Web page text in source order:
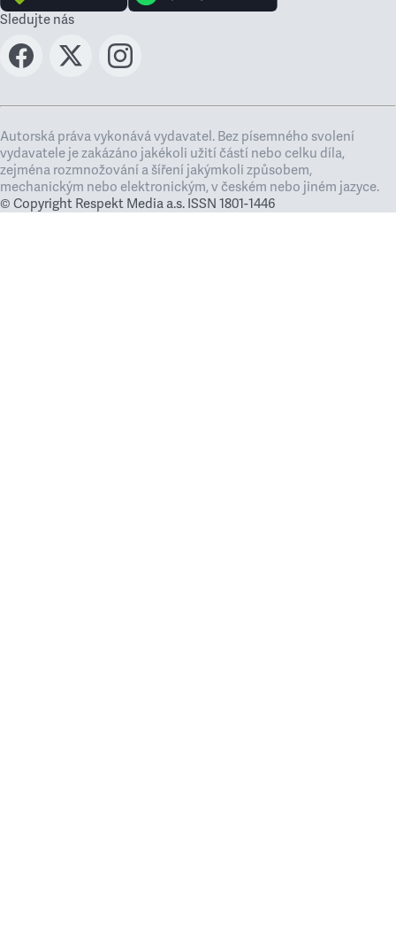
Sledujte nás
Autorská práva vykonává vydavatel. Bez písemného svolení
vydavatele je zakázáno jakékoli užití částí nebo celku díla,
zejména rozmnožování a šíření jakýmkoli způsobem,
mechanickým nebo elektronickým, v českém nebo jiném jazyce.
© Copyright Respekt Media a.s. ISSN 1801-1446